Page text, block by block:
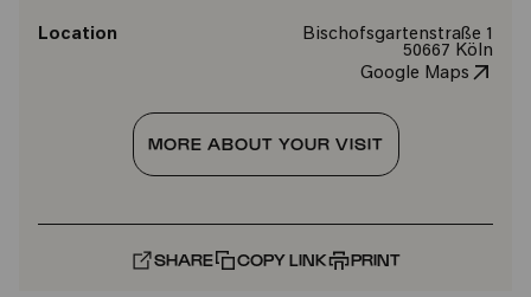
Location
Bischofsgartenstraße 1
50667 Köln
Google Maps
MORE ABOUT YOUR VISIT
SHARE COPY LINK PRINT